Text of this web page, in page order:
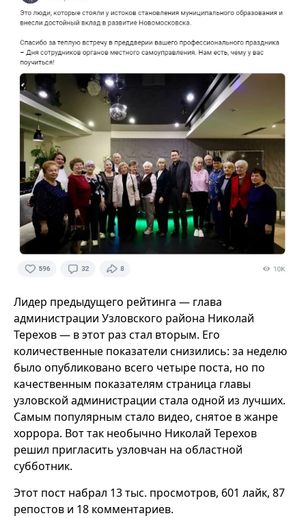
Лидер предыдущего рейтинга — глава
администрации Узловского района Николай
Терехов — в этот раз стал вторым. Его
количественные показатели снизились: за неделю
было опубликовано всего четыре поста, но по
качественным показателям страница главы
узловской администрации стала одной из лучших.
Самым популярным стало видео, снятое в жанре
хоррора. Вот так необычно Николай Терехов
решил пригласить узловчан на областной
субботник.
Этот пост набрал 13 тыс. просмотров, 601 лайк, 87
репостов и 18 комментариев.